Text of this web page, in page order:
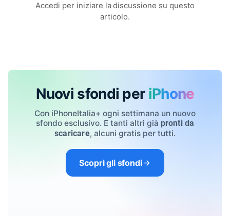
Accedi per iniziare la discussione su questo
articolo.
Nuovi sfondi per iPhone
Con iPhoneItalia+ ogni settimana un nuovo
sfondo esclusivo. E tanti altri già pronti da
scaricare, alcuni gratis per tutti.
Scopri gli sfondi